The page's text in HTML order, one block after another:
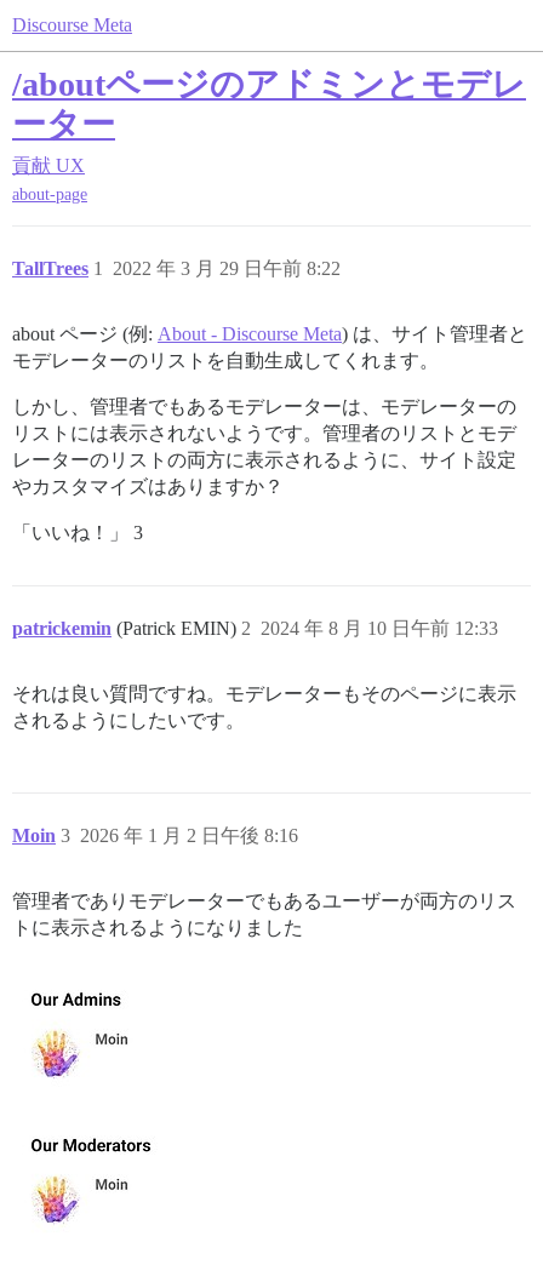
Discourse Meta
/aboutページのアドミンとモデレ
ーター
貢献 UX
about-page
TallTrees 2022 年 3 月 29 日午前 8:22
1
about ページ (例: About - Discourse Meta) は、サイト管理者と
モデレーターのリストを自動生成してくれます。
しかし、管理者でもあるモデレーターは、モデレーターの
リストには表示されないようです。管理者のリストとモデ
レーターのリストの両方に表示されるように、サイト設定
やカスタマイズはありますか？
「いいね！」 3
patrickemin (Patrick EMIN) 2024 年 8 月 10 日午前 12:33
2
それは良い質問ですね。モデレーターもそのページに表示
されるようにしたいです。
Moin 2026 年 1 月 2 日午後 8:16
3
管理者でありモデレーターでもあるユーザーが両方のリス
トに表示されるようになりました